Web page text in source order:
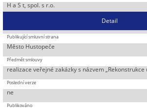
H a S t, spol. s r.o.
Detail
Město Hustopeče
realizace veřejné zakázky s názvem „Rekonstrukce
ne